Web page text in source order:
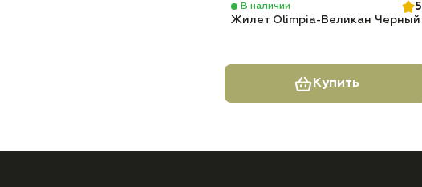
В наличии
5
Жилет Olimpia-Великан Черный
Купить